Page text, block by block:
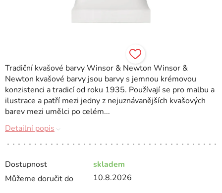
Dostupnost
skladem
Můžeme doručit do
10.8.2026
Tradiční kvašové barvy Winsor & Newton Winsor &
Newton kvašové barvy jsou barvy s jemnou krémovou
konzistenci a tradicí od roku 1935. Používají se pro malbu a
ilustrace a patří mezi jedny z nejuznávanějších kvašových
barev mezi umělci po celém...
Detailní popis